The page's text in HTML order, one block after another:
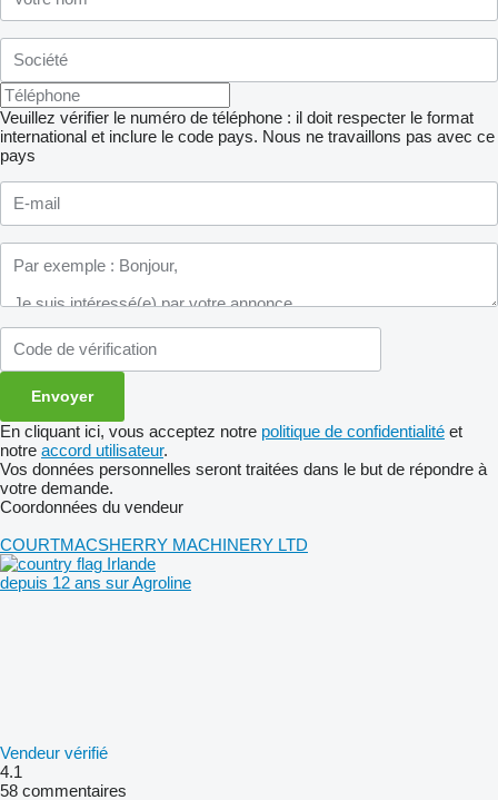
Veuillez vérifier le numéro de téléphone : il doit respecter le format
international et inclure le code pays. Nous ne travaillons pas avec ce
pays
En cliquant ici, vous acceptez notre politique de confidentialité et
notre accord utilisateur.
Vos données personnelles seront traitées dans le but de répondre à
votre demande.
Coordonnées du vendeur
COURTMACSHERRY MACHINERY LTD
Irlande
depuis 12 ans sur Agroline
Vendeur vérifié
4.1
58 commentaires